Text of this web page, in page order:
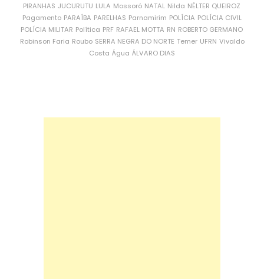
PIRANHAS JUCURUTU LULA Mossoró NATAL Nilda NÉLTER QUEIROZ
Pagamento PARAÍBA PARELHAS Parnamirim POLÍCIA POLÍCIA CIVIL
POLÍCIA MILITAR Política PRF RAFAEL MOTTA RN ROBERTO GERMANO
Robinson Faria Roubo SERRA NEGRA DO NORTE Temer UFRN Vivaldo
Costa Água ÁLVARO DIAS